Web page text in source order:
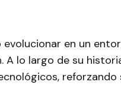
en un
lo largo de su
reforzando